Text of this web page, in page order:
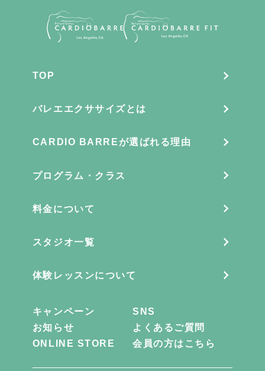
TOP
バレエエクササイズとは
CARDIO BARREが選ばれる理由
プログラム・クラス
料金について
スタジオ一覧
体験レッスンについて
キャンペーン
SNS
お知らせ
よくあるご質問
ONLINE STORE
会員の方はこちら